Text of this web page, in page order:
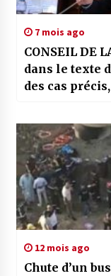
7 mois ago
CONSEIL DE
dans le texte
des cas
12 mois ago
Chute d’un